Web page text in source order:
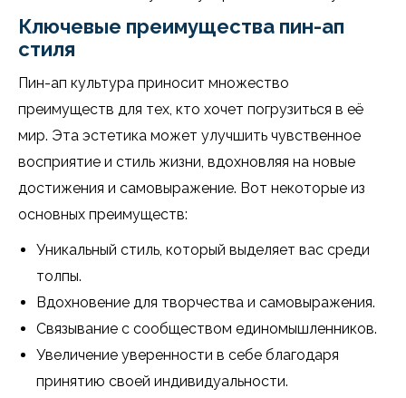
Ключевые преимущества пин-ап
стиля
Пин-ап культура приносит множество
преимуществ для тех, кто хочет погрузиться в её
мир. Эта эстетика может улучшить чувственное
восприятие и стиль жизни, вдохновляя на новые
достижения и самовыражение. Вот некоторые из
основных преимуществ:
Уникальный стиль, который выделяет вас среди
толпы.
Вдохновение для творчества и самовыражения.
Связывание с сообществом единомышленников.
Увеличение уверенности в себе благодаря
принятию своей индивидуальности.